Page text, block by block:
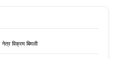
नेत्र विक्रम बिमली